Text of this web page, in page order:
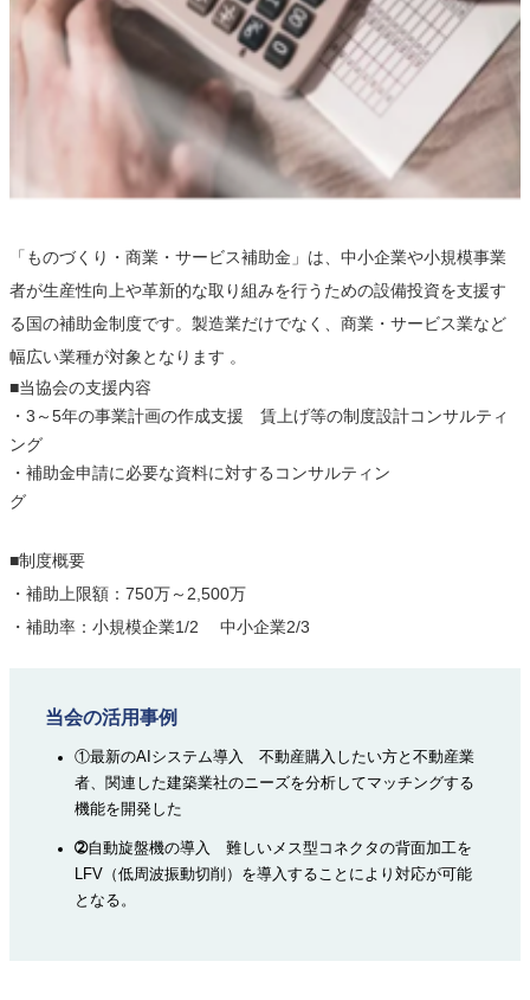
「ものづくり・商業・サービス補助金」は、中小企業や小規模事業
者が生産性向上や革新的な取り組みを行うための設備投資を支援す
る国の補助金制度です。製造業だけでなく、商業・サービス業など
幅広い業種が対象となります 。
■当協会の支援内容
・3～5年の事業計画の作成支援 賃上げ等の制度設計コンサルティ
ング
・補助金申請に必要な資料に対するコンサルティン
グ
■制度概要
・補助上限額：750万～2,500万
・補助率：小規模企業1/2 中小企業2/3
当会の活用事例
①最新のAIシステム導入 不動産購入したい方と不動産業
者、関連した建築業社のニーズを分析してマッチングする
機能を開発した
➁自動旋盤機の導入 難しいメス型コネクタの背面加工を
LFV（低周波振動切削）を導入することにより対応が可能
となる。